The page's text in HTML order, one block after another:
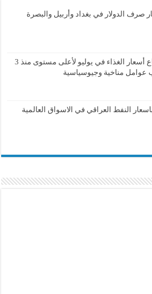
صرف الدولار في بغداد وأربيل والبصرة
“الفاو”: ارتفاع أسعار الغذاء في يوليو لأعلى مستوى منذ 3
مناخية وجيوسياسية
النفط العراقي في الاسواق العالمية